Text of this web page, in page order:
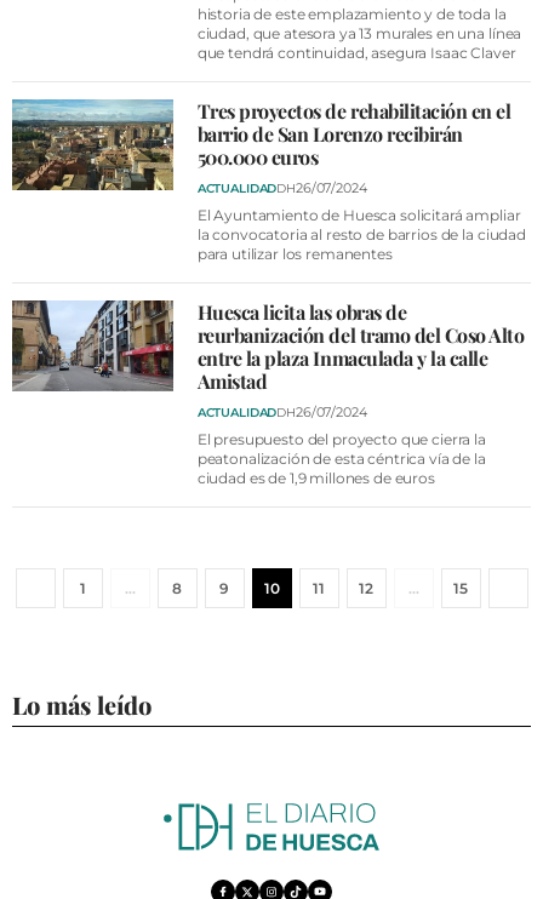
historia de este emplazamiento y de toda la
ciudad, que atesora ya 13 murales en una línea
que tendrá continuidad, asegura Isaac Claver
Tres proyectos de rehabilitación en el
barrio de San Lorenzo recibirán
500.000 euros
ACTUALIDADDH26/07/2024
El Ayuntamiento de Huesca solicitará ampliar
la convocatoria al resto de barrios de la ciudad
para utilizar los remanentes
Huesca licita las obras de
reurbanización del tramo del Coso Alto
entre la plaza Inmaculada y la calle
Amistad
ACTUALIDADDH26/07/2024
El presupuesto del proyecto que cierra la
peatonalización de esta céntrica vía de la
ciudad es de 1,9 millones de euros
1 … 8 9 10 11 12 … 15
Lo más leído